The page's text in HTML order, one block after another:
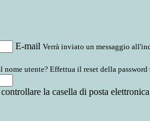
E-mail Verrà inviato un messaggio
nome utente? Effettua il reset della
la casella di posta